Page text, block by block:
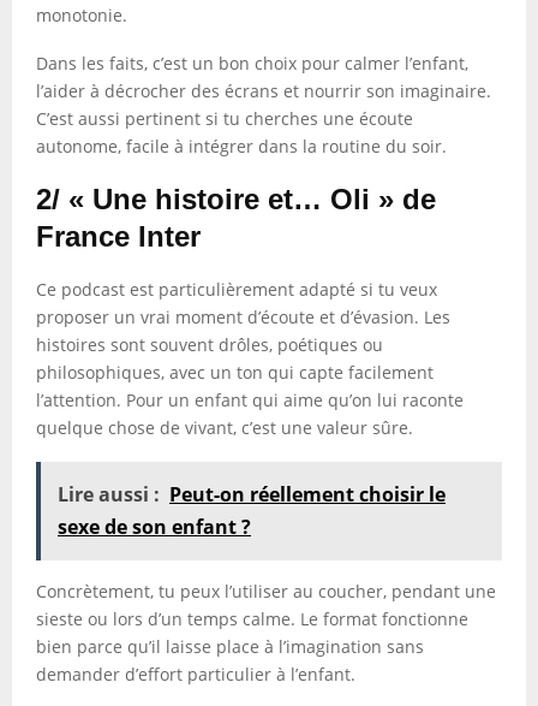
monotonie.
Dans les faits, c’est un bon choix pour calmer l’enfant,
l’aider à décrocher des écrans et nourrir son imaginaire.
C’est aussi pertinent si tu cherches une écoute
autonome, facile à intégrer dans la routine du soir.
2/ « Une histoire et… Oli » de
France Inter
Ce podcast est particulièrement adapté si tu veux
proposer un vrai moment d’écoute et d’évasion. Les
histoires sont souvent drôles, poétiques ou
philosophiques, avec un ton qui capte facilement
l’attention. Pour un enfant qui aime qu’on lui raconte
quelque chose de vivant, c’est une valeur sûre.
Lire aussi : Peut-on réellement choisir le
sexe de son enfant ?
Concrètement, tu peux l’utiliser au coucher, pendant une
sieste ou lors d’un temps calme. Le format fonctionne
bien parce qu’il laisse place à l’imagination sans
demander d’effort particulier à l’enfant.